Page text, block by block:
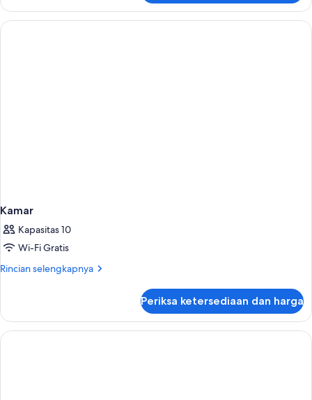
Kamar
Kamar
Kapasitas 10
Wi-Fi Gratis
Rincian selengkapnya
Rincian
Kamar
Periksa ketersediaan dan harga